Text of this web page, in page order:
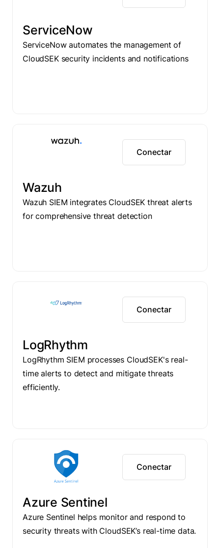
ServiceNow
ServiceNow automates the management of
CloudSEK security incidents and notifications
Conectar
Wazuh
Wazuh SIEM integrates CloudSEK threat alerts
for comprehensive threat detection
Conectar
LogRhythm
LogRhythm SIEM processes CloudSEK's real-
time alerts to detect and mitigate threats
efficiently.
Conectar
Azure Sentinel
Azure Sentinel helps monitor and respond to
security threats with CloudSEK’s real-time data.